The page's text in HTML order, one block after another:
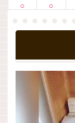
○ ○